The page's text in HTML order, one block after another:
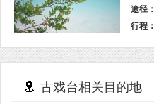
途径：
行程：
古戏台相关目的地